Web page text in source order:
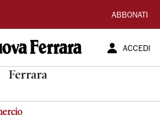
ABBONATI
ACCEDI
Ferrara